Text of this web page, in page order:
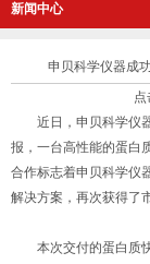
新闻中心
申贝科学仪器成
点
近日，申贝科学仪器(
报，一台高性能的蛋白
合作标志着申贝科学仪
解决方案，再次获得了
本次交付的蛋白质快